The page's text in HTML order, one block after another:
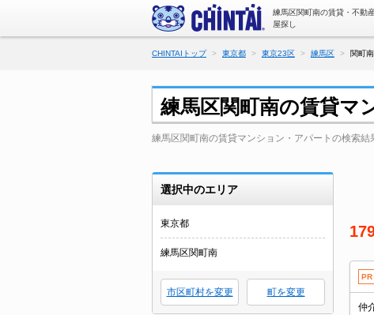
練馬区関町南の賃貸・不動
屋探し
CHINTAIトップ 東京都 東京23区 練馬区 関町
練馬区関町南の賃貸マ
練馬区関町南の賃貸マンション・アパートの検索
選択中のエリア
東京都
練馬区関町南
市区町村を変更 町を変更
PR